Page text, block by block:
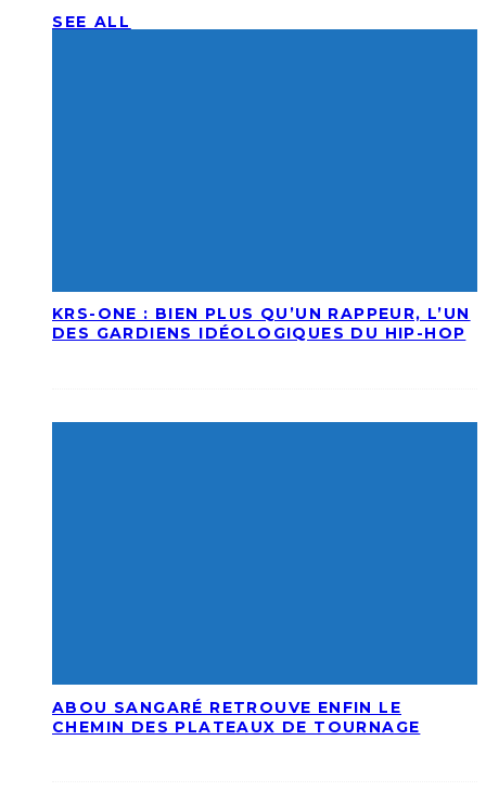
SEE ALL
KRS-ONE : BIEN PLUS QU’UN RAPPEUR, L’UN
DES GARDIENS IDÉOLOGIQUES DU HIP-HOP
ABOU SANGARÉ RETROUVE ENFIN LE
CHEMIN DES PLATEAUX DE TOURNAGE